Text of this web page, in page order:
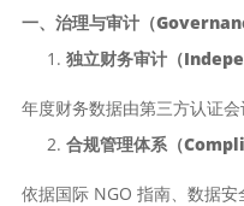
一、治理与审计（
独立财务审计（
年度财务数据由第三方认证会
合规管理体系（
依据国际 NGO 指南、数据